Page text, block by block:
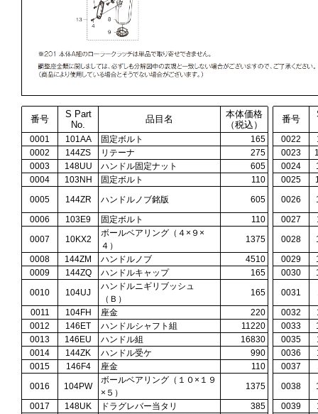
番号
S Part
No.
品目名
本体価格
（税込）
番号
0001 101AA 固定ボルト 165 0022
0002
144ZS リテーナ 275 0023
0003
148UU ハンドル固定ナット 605 0024
0004
103NH 固定ボルト 110 0025
0005
144ZR ハンドルノブ銘版 605 0026
0006
103E9 固定ボルト 110 0027
0007
10KX2
ボールベアリング（４×９×
４）
1375 0028
0008
144ZM ハンドルノブ 4510 0029
0009
144ZQ ハンドルキャップ 165 0030
0010
104UJ
ハンドルニギリブッシュ
（Ｂ）
165 0031
0011
104FH 座金 220 0032
0012
146ET ハンドルシャフト組 11220 0033
0013
146EU ハンドル組 16830 0035
0014
144ZK ハンドル受ケ 990 0036
0015
146F4 座金 110 0037
0016
104PW
ボールベアリング（１０×１９
×５）
1375 0038
0017
148UK ドラグレバー当タリ 385 0039